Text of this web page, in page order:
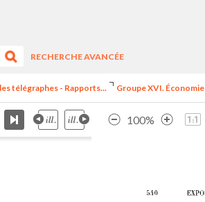
RECHERCHE AVANCÉE
télégraphes - Rapports... Groupe XVI.
100%